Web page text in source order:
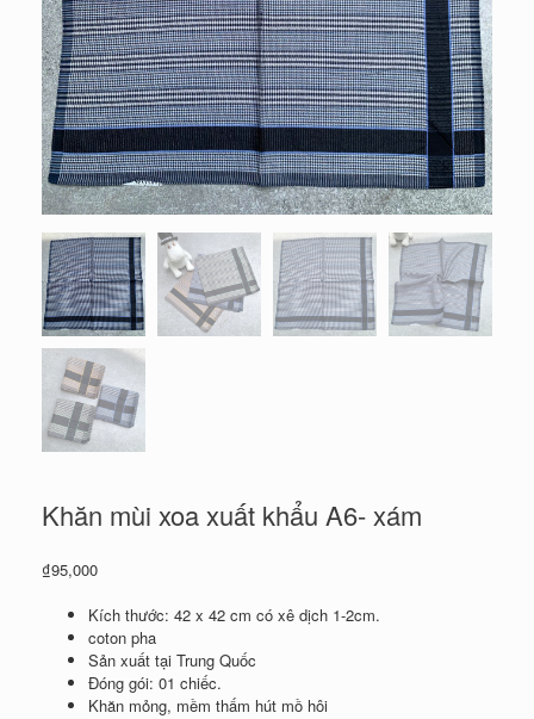
Khăn mùi xoa xuất khẩu A6- xám
₫95,000
Kích thước: 42 x 42 cm có xê dịch 1-2cm.
coton pha
Sản xuất tại Trung Quốc
Đóng gói: 01 chiếc.
Khăn mỏng, mềm thấm hút mồ hôi